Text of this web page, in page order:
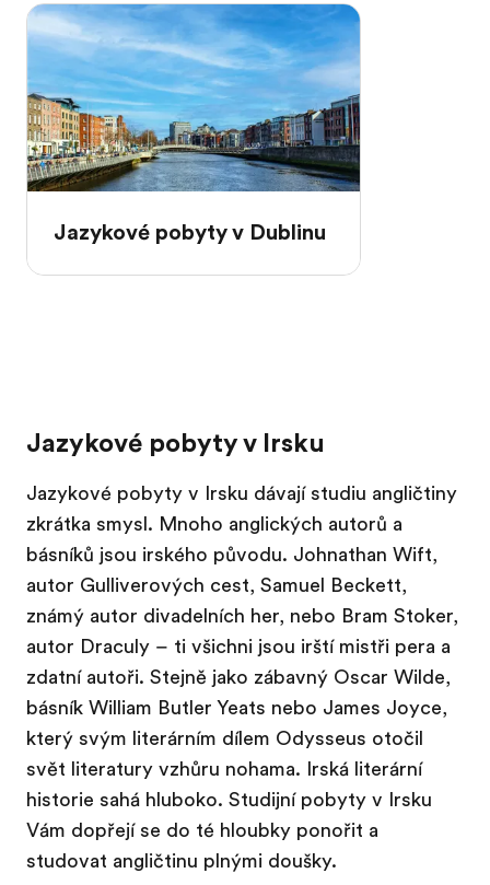
Jazykové pobyty v Dublinu
Jazykové pobyty v Irsku
Jazykové pobyty v Irsku dávají studiu angličtiny
zkrátka smysl. Mnoho anglických autorů a
básníků jsou irského původu. Johnathan Wift,
autor Gulliverových cest, Samuel Beckett,
známý autor divadelních her, nebo Bram Stoker,
autor Draculy – ti všichni jsou irští mistři pera a
zdatní autoři. Stejně jako zábavný Oscar Wilde,
básník William Butler Yeats nebo James Joyce,
který svým literárním dílem Odysseus otočil
svět literatury vzhůru nohama. Irská literární
historie sahá hluboko. Studijní pobyty v Irsku
Vám dopřejí se do té hloubky ponořit a
studovat angličtinu plnými doušky.